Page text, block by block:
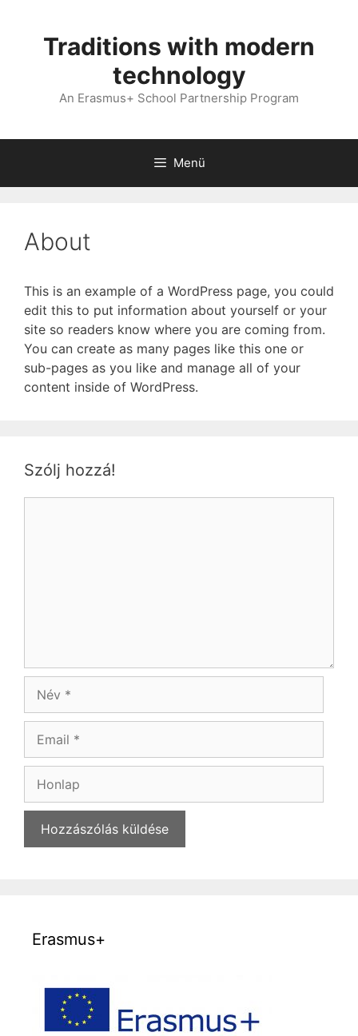
tartalombaTraditions with modern
technology
An Erasmus+ School Partnership Program
Menü
About
This is an example of a WordPress page, you could
edit this to put information about yourself or your
site so readers know where you are coming from.
You can create as many pages like this one or
sub-pages as you like and manage all of your
content inside of WordPress.
Szólj hozzá!
Erasmus+